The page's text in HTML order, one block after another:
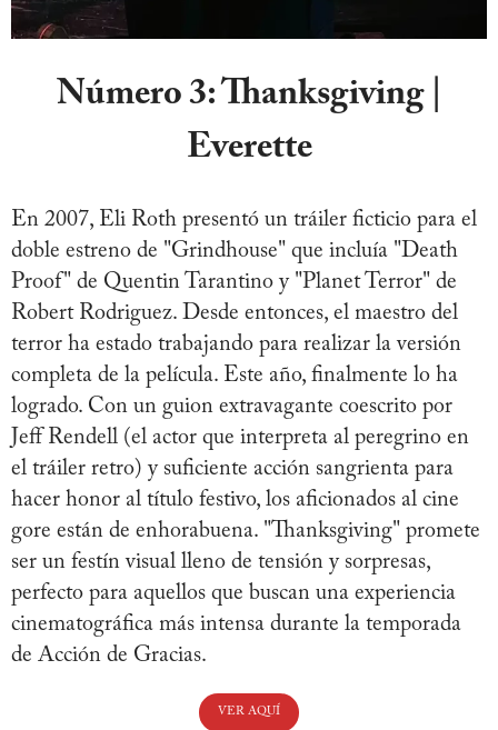
Número 3:Thanksgiving |
Everette
En 2007, Eli Roth presentó un tráiler ficticio para el
doble estreno de "Grindhouse" que incluía "Death
Proof" de Quentin Tarantino y "Planet Terror" de
Robert Rodriguez. Desde entonces, el maestro del
terror ha estado trabajando para realizar la versión
completa de la película. Este año, finalmente lo ha
logrado. Con un guion extravagante coescrito por
Jeff Rendell (el actor que interpreta al peregrino en
el tráiler retro) y suficiente acción sangrienta para
hacer honor al título festivo, los aficionados al cine
gore están de enhorabuena. "Thanksgiving" promete
ser un festín visual lleno de tensión y sorpresas,
perfecto para aquellos que buscan una experiencia
cinematográfica más intensa durante la temporada
de Acción de Gracias.
VER AQUÍ